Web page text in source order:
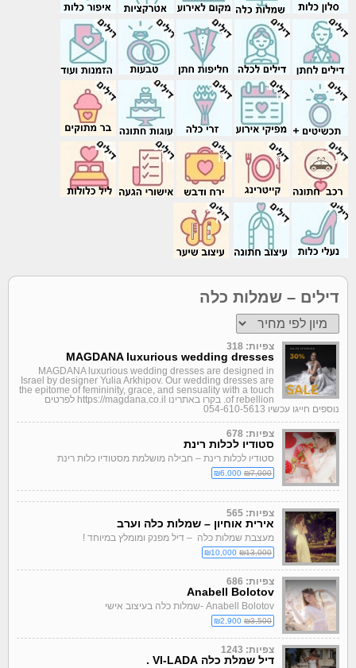
דילים – שמלות כלה
צפיות: 318
MAGDANA luxurious wedding dresses
MAGDANA luxurious wedding dresses are designed in
Israel by designer Yulia Arkhipov. Our wedding dresses are
the epitome of femininity, grace, and sensuality with a touch
of rebellion. בקרו באתרינו https://magdana.co.il לפרטים
נוספים חייגו עכשיו 054-610-5613
צפיות: 678
סטודיו לכלות רינת
סטודיו לכלות רינת – חבילה מושלמת מסטודיו כלות רינת
₪7,000
צפיות: 565
אירית אוחיון – שמלות כלה וערב
מעצבת שמלות כלה – דיל מפנק ומומלץ במיוחד !
₪13,000
צפיות: 686
Anabell Bolotov
Anabell Bolotov -שמלות כלה בעיצוב אישי
₪3,500
צפיות: 1243
דיל שמלת כלה VI-LADA .